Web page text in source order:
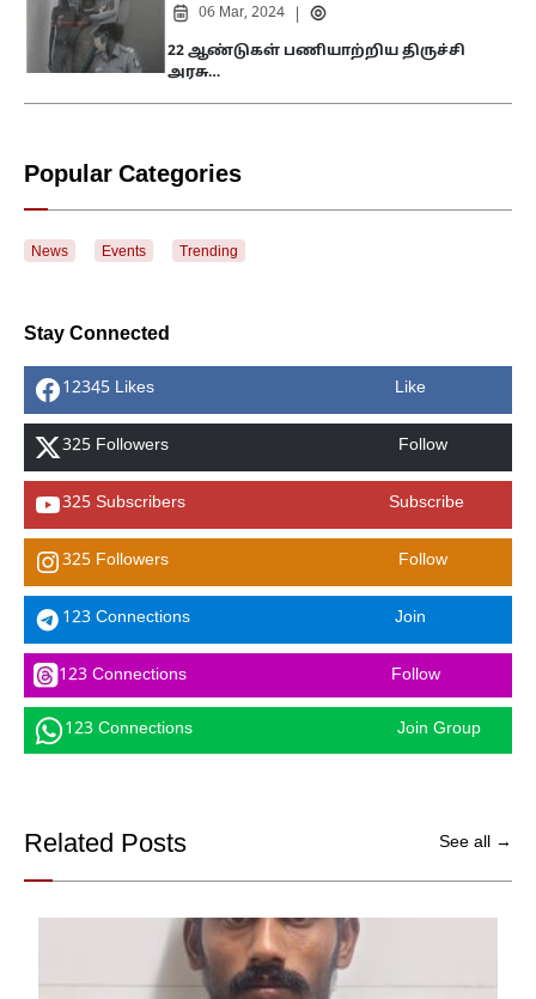
06 Mar, 2024
22 ஆண்டுகள் பணியாற்றிய திருச்சி
அரசு…
Popular Categories
News Events Trending
Stay Connected
12345 Likes Like
325 Followers Follow
325 Subscribers Subscribe
325 Followers Follow
123 Connections Join
123 Connections Follow
123 Connections Join Group
Related Posts See all →